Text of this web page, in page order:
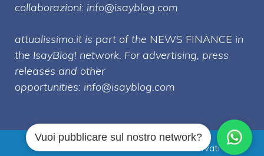
collaborazioni: info@isayblog.com
attualissimo.it is part of the NEWS FINANCE in
the IsayBlog! network. For advertising, press
releases and other
opportunities: info@isayblog.com
Attualissimo.it © 2026 Tutti i diritti riservati
Vuoi pubblicare sul nostro network?